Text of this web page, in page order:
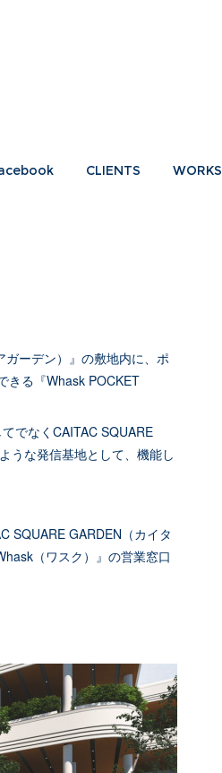
CLIENTS WORKS
ーデン）』の敷地内に、ポ
きる『Whask POCKET
でなくCAITAC SQUARE
うな発信基地として、機能し
SQUARE GARDEN（カイタ
（ワスク）』の営業窓口